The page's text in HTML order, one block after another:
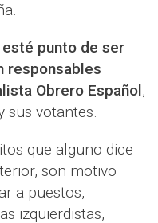
punto de ser
responsables
Obrero Español,
sus votantes.
que alguno dice
son motivo
a puestos,
izquierdistas,